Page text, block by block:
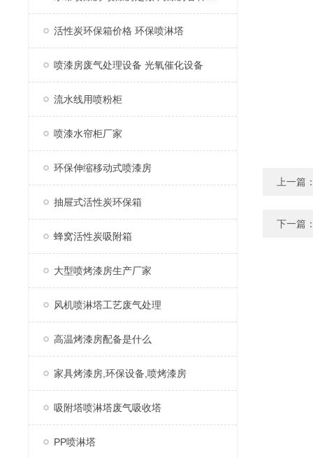
活性炭环保箱价格 环保喷淋塔
喷漆房废气处理设备 光氧催化设备
流水线用喷粉柜
喷漆水帘柜厂家
环保伸缩移动式喷漆房
抽屉式活性炭环保箱
蜂窝活性炭吸附箱
大型喷烤漆房生产厂家
风机喷淋塔工艺废气处理
高温烤漆房配备是什么
家具烤漆房,环保设备,喷烤漆房
吸附塔喷淋塔废气吸收塔
PP喷淋塔
上一篇
下一篇